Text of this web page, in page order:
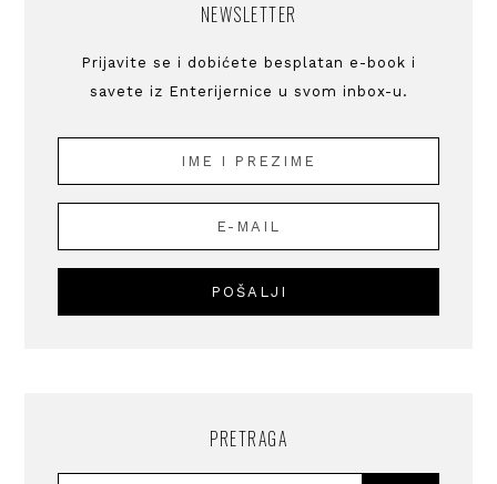
NEWSLETTER
Prijavite se i dobićete besplatan e-book i
savete iz Enterijernice u svom inbox-u.
PRETRAGA